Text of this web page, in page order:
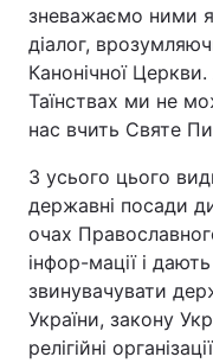
зневажаємо ними
діалог,
Канонічної
Таїнствах ми не
нас вчить Святе
З усього цього
державні посади
очах
інфор-мації і
звинувачувати
України, закону
релігійні